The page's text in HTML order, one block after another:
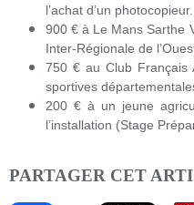
l’achat d’un photocopieur.
900 € à Le Mans Sarthe
Inter-Régionale de
750 € au Club Français
sportives
200 € à un jeune
l’installation (Stage
PARTAGER CET